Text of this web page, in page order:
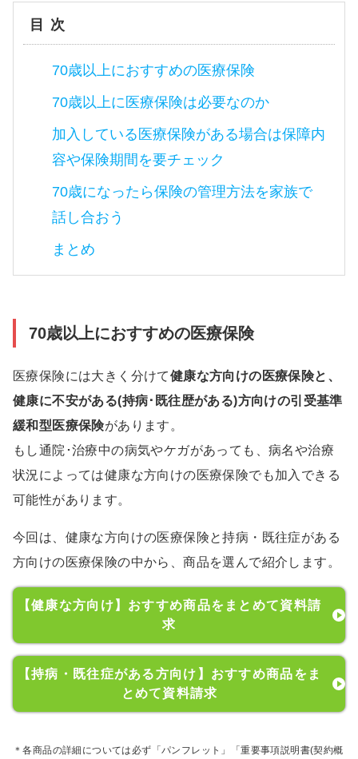
目次
70歳以上におすすめの医療保険
70歳以上に医療保険は必要なのか
加入している医療保険がある場合は保障内
容や保険期間を要チェック
70歳になったら保険の管理方法を家族で
話し合おう
まとめ
70歳以上におすすめの医療保険
医療保険には大きく分けて健康な方向けの医療保険と、
健康に不安がある(持病･既往歴がある)方向けの引受基準
緩和型医療保険があります。
もし通院･治療中の病気やケガがあっても、病名や治療
状況によっては健康な方向けの医療保険でも加入できる
可能性があります。
今回は、健康な方向けの医療保険と持病・既往症がある
方向けの医療保険の中から、商品を選んで紹介します。
【健康な方向け】おすすめ商品をまとめて資料請
求
【持病・既往症がある方向け】おすすめ商品をま
とめて資料請求
＊各商品の詳細については必ず「パンフレット」「重要事項説明書(契約概